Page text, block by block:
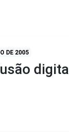
DE 2005
digital